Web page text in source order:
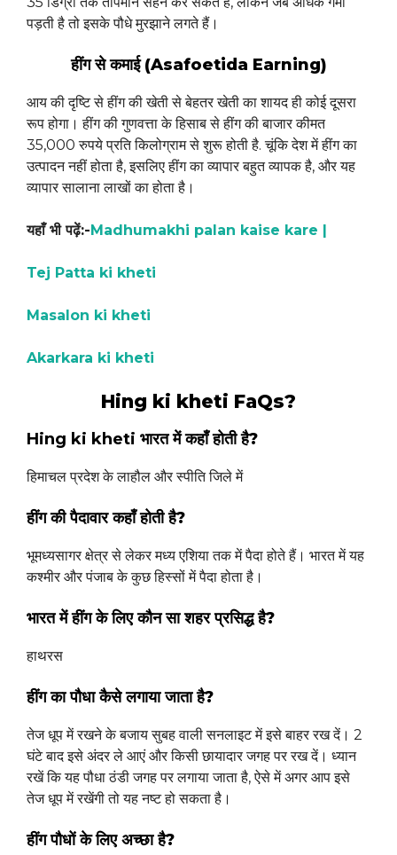
पड़ती है तो इसके पौधे मुरझाने लगते हैं।
हींग से कमाई (Asafoetida Earning)
आय की दृष्टि से हींग की खेती से बेहतर खेती का शायद ही कोई दूसरा
रूप होगा। हींग की गुणवत्ता के हिसाब से हींग की बाजार कीमत
35,000 रुपये प्रति किलोग्राम से शुरू होती है. चूंकि देश में हींग का
उत्पादन नहीं होता है, इसलिए हींग का व्यापार बहुत व्यापक है, और यह
व्यापार सालाना लाखों का होता है।
यहाँ भी पढ़ें:- Madhumakhi palan kaise kare |
Tej Patta ki kheti
Masalon ki kheti
Akarkara ki kheti
Hing ki kheti FaQs?
Hing ki kheti भारत में कहाँ होती है?
हिमाचल प्रदेश के लाहौल और स्पीति जिले में
हींग की पैदावार कहाँ होती है?
भूमध्यसागर क्षेत्र से लेकर मध्य एशिया तक में पैदा होते हैं। भारत में यह
कश्मीर और पंजाब के कुछ हिस्सों में पैदा होता है।
भारत में हींग के लिए कौन सा शहर प्रसिद्ध है?
हाथरस
हींग का पौधा कैसे लगाया जाता है?
तेज धूप में रखने के बजाय सुबह वाली सनलाइट में इसे बाहर रख दें। 2
घंटे बाद इसे अंदर ले आएं और किसी छायादार जगह पर रख दें। ध्यान
रखें कि यह पौधा ठंडी जगह पर लगाया जाता है, ऐसे में अगर आप इसे
तेज धूप में रखेंगी तो यह नष्ट हो सकता है।
हींग पौधों के लिए अच्छा है?